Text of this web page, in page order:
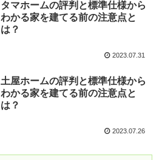
タマホームの評判と標準仕様から
わかる家を建てる前の注意点と
は？
2023.07.31
土屋ホームの評判と標準仕様から
わかる家を建てる前の注意点と
は？
2023.07.26